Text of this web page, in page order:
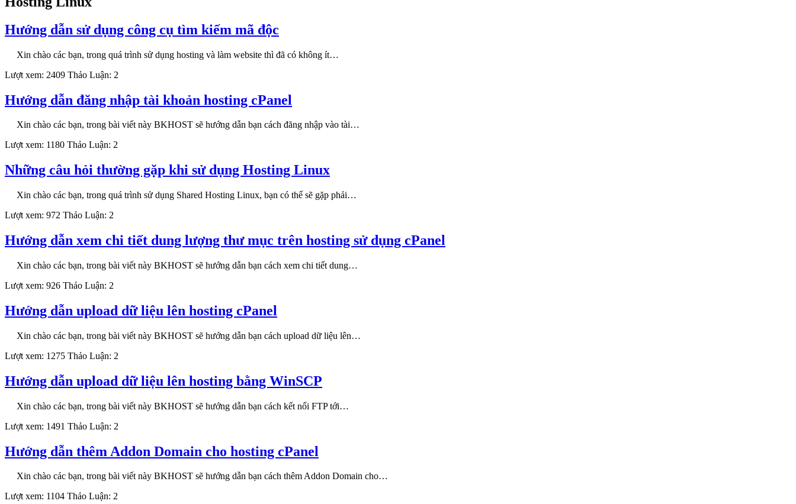
Hướng dẫn sử dụng công cụ tìm kiếm mã độc
Xin chào các bạn, trong quá trình sử dụng hosting và làm website thì đã có không ít…
Lượt xem: 2409 Thảo Luận: 2
Hướng dẫn đăng nhập tài khoản hosting cPanel
Xin chào các bạn, trong bài viết này BKHOST sẽ hướng dẫn bạn cách đăng nhập vào tài…
Lượt xem: 1180 Thảo Luận: 2
Những câu hỏi thường gặp khi sử dụng Hosting Linux
Xin chào các bạn, trong quá trình sử dụng Shared Hosting Linux, bạn có thể sẽ gặp phải…
Lượt xem: 972 Thảo Luận: 2
Hướng dẫn xem chi tiết dung lượng thư mục trên hosting sử dụng cPanel
Xin chào các bạn, trong bài viết này BKHOST sẽ hướng dẫn bạn cách xem chi tiết dung…
Lượt xem: 926 Thảo Luận: 2
Hướng dẫn upload dữ liệu lên hosting cPanel
Xin chào các bạn, trong bài viết này BKHOST sẽ hướng dẫn bạn cách upload dữ liệu lên…
Lượt xem: 1275 Thảo Luận: 2
Hướng dẫn upload dữ liệu lên hosting bằng WinSCP
Xin chào các bạn, trong bài viết này BKHOST sẽ hướng dẫn bạn cách kết nối FTP tới…
Lượt xem: 1491 Thảo Luận: 2
Hướng dẫn thêm Addon Domain cho hosting cPanel
Xin chào các bạn, trong bài viết này BKHOST sẽ hướng dẫn bạn cách thêm Addon Domain cho…
Lượt xem: 1104 Thảo Luận: 2